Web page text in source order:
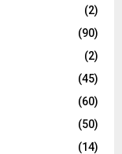
(2)
(90)
(2)
(45)
(60)
(50)
(14)